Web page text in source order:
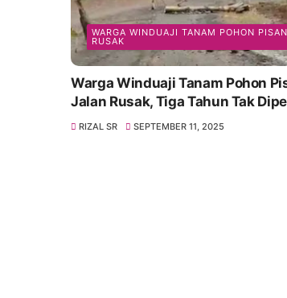
WARGA WINDUAJI TANAM POHON
RUSAK
Warga Winduaji Tanam Pohon
Jalan Rusak, Tiga Tahun Tak
RIZAL SR SEPTEMBER 11, 2025